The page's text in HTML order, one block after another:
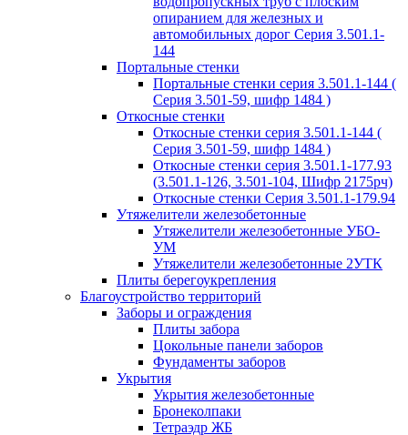
опиранием для железных и
автомобильных дорог Серия 3.501.1-
144
Портальные стенки
Портальные стенки серия 3.501.1-144 (
Серия 3.501-59, шифр 1484 )
Откосные стенки
Откосные стенки серия 3.501.1-144 (
Серия 3.501-59, шифр 1484 )
Откосные стенки серия 3.501.1-177.93
(3.501.1-126, 3.501-104, Шифр 2175рч)
Откосные стенки Серия 3.501.1-179.94
Утяжелители железобетонные
Утяжелители железобетонные УБО-
УМ
Утяжелители железобетонные 2УТК
Плиты берегоукрепления
Благоустройство территорий
Заборы и ограждения
Плиты забора
Цокольные панели заборов
Фундаменты заборов
Укрытия
Укрытия железобетонные
Бронеколпаки
Тетраэдр ЖБ